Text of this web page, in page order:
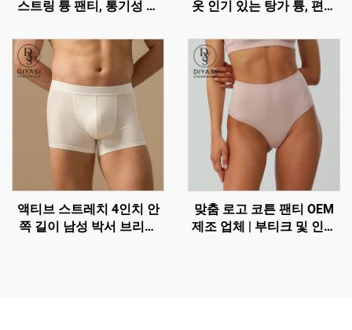
스트링 튱 팬티, 통기성 좋
옷 인기 있는 탕가 튱, 편안
액티브 스트레치 4인치 안
쪽 길이 남성 박서 브리프
맞춤 로고 코튼 팬티 OEM
제조 업체 | 부티크 및 인플